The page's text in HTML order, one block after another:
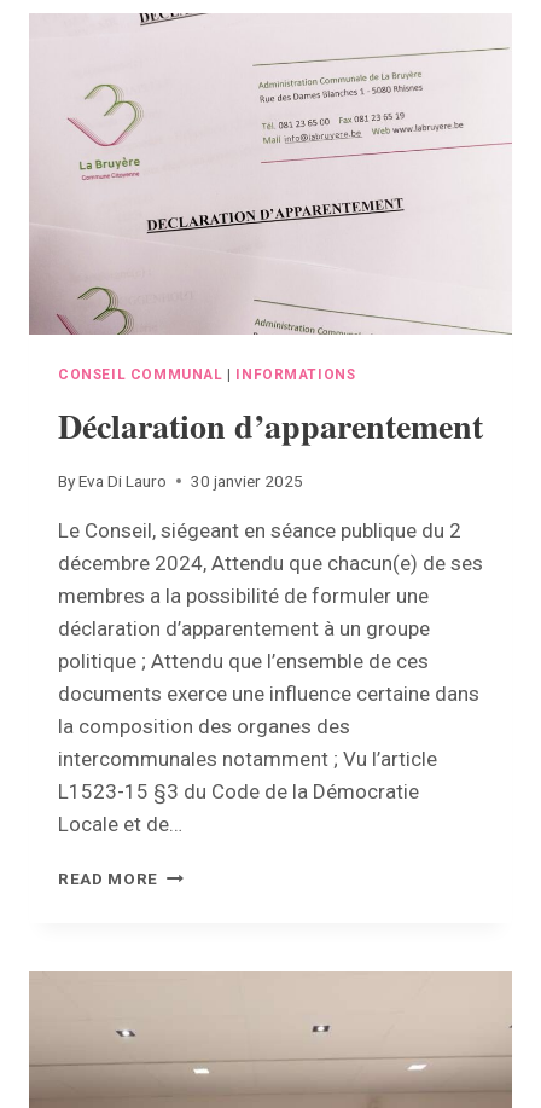
(DPC)
CONSEIL COMMUNAL INFORMATIONS
Déclaration d’apparentement
ByEva Di Lauro 30 janvier 2025
Le Conseil, siégeant en séance publique du 2
décembre 2024, Attendu que chacun(e) de ses
membres a la possibilité de formuler une
déclaration d’apparentement à un groupe
politique ; Attendu que l’ensemble de ces
documents exerce une influence certaine dans
la composition des organes des
intercommunales notamment ; Vu l’article
L1523-15 §3 du Code de la Démocratie
Locale et de…
READ MORE DÉCLARATION